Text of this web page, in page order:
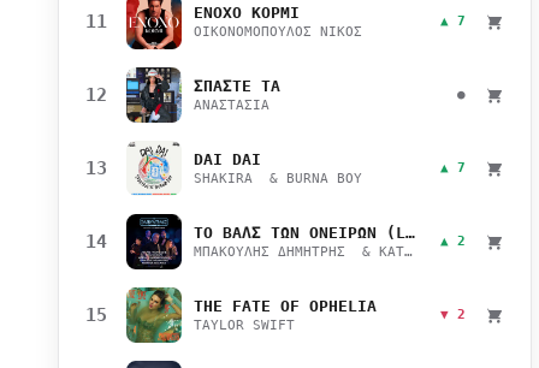
11 ΕΝΟΧΟ ΚΟΡΜΙ
ΟΙΚΟΝΟΜΟΠΟΥΛΟΣ ΝΙΚΟΣ
▲ 7
12 ΣΠΑΣΤΕ ΤΑ
ΑΝΑΣΤΑΣΙΑ
●
13 DAI DAI
SHAKIRA & BURNA BOY
▲ 7
14 ΤΟ ΒΑΛΣ ΤΩΝ ΟΝΕΙΡΩΝ (LIVE)
ΜΠΑΚΟΥΛΗΣ ΔΗΜΗΤΡΗΣ & ΚΑΤΣΙΜΙΧΑ ΜΑΡΙΑΝΑ
▲ 2
15 THE FATE OF OPHELIA
TAYLOR SWIFT
▼ 2